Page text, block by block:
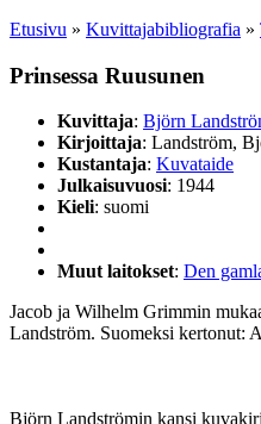
Etusivu » Kuvittaja­bibliografia »
Prinsessa Ruusunen
Kuvittaja: Björn
Kirjoittaja: Landström,
Kustantaja: Kuvataide
Julkaisuvuosi: 1944
Kieli: suomi
Muut laitokset: Den
Jacob ja Wilhelm Grimmin
Landström. Suomeksi kertonut:
Björn Landströmin kansi